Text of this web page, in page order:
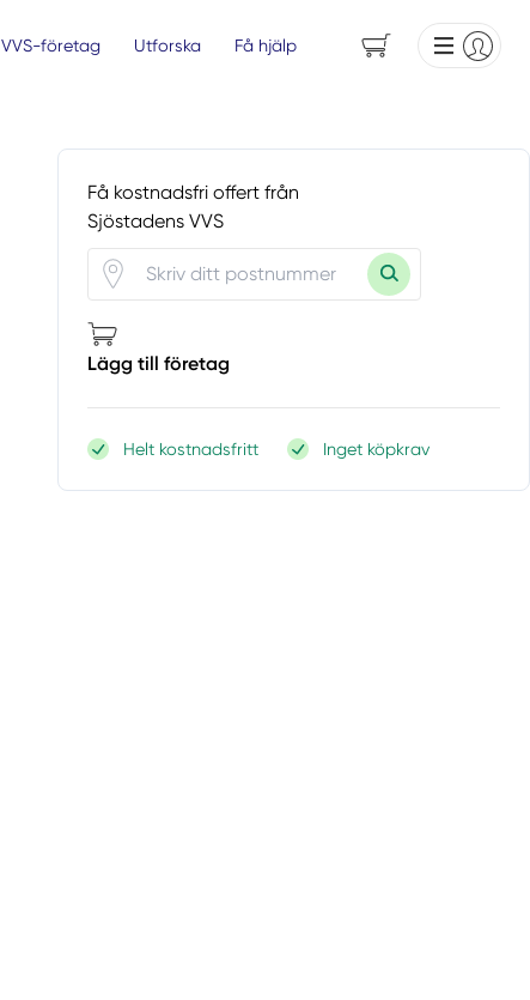
VVS-företag Utforska Få hjälp
Få kostnadsfri offert från
Sjöstadens VVS
Lägg till företag
Helt kostnadsfritt Inget köpkrav